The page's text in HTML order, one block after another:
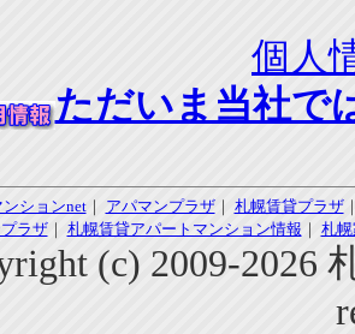
個人
ただいま当社で
ションnet｜ アパマンプラザ｜ 札幌賃貸プラザ
ラザ｜ 札幌賃貸アパートマンション情報 ｜ 札
(c) 2009-2026